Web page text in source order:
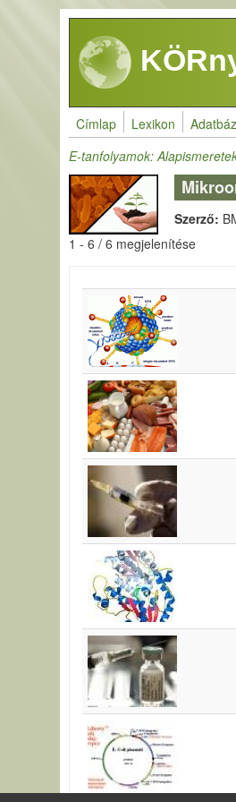
Ugrás a tartalomra
Címlap Lexikon
E-tanfolyamok:
Szerző:
1 - 6 / 6 megjelenítése